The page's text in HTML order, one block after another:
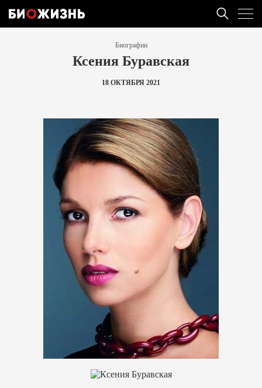
Биографии
Ксения Буравская
18 ОКТЯБРЯ 2021